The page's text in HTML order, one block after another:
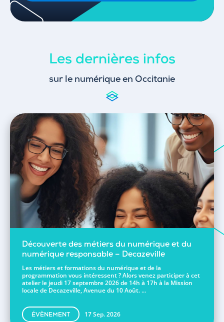
Les dernières infos
sur le numérique en Occitanie
Découverte des métiers du numérique et du
numérique responsable – Decazeville
Les métiers et formations du numérique et de la
programmation vous intéressent ? Alors venez participer à cet
atelier le jeudi 17 septembre 2026 de 14h à 17h à la Mission
locale de Decazeville, Avenue du 10 Août. ...
ÉVÈNEMENT 17 Sep. 2026